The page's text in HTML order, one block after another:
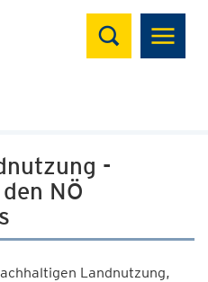
Suchen
-
NÖ
Landnutzung,